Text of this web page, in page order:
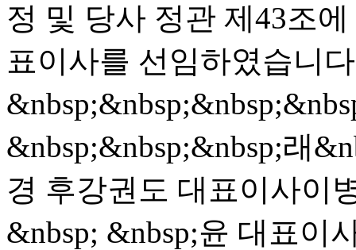
정 및 당사 정관 제43조
표이사를 선임하였습니
&nbsp;&nbsp;&nbsp;래
경 후강권도 대표이사이
&nbsp; &nbsp;윤 대표이